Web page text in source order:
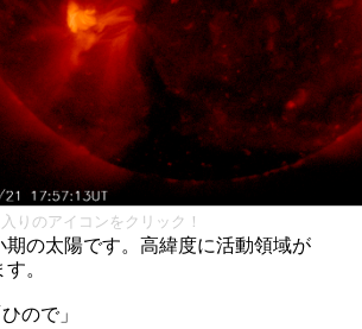
りのアイコンをクリック！
期の太陽です。高緯度に活動領域が
。
ひので」